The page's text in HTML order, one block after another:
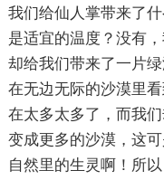
我们给仙人掌带来了
是适宜的温度？没有
却给我们带来了一片
在无边无际的沙漠里
在太多太多了，而我
变成更多的沙漠，这
自然里的生灵啊！所